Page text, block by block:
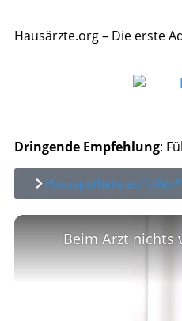
Hausärzte.org – Die erste
Dringende Empfehlung:
Hausapotheke auffüllen*
Beim Arzt nichts